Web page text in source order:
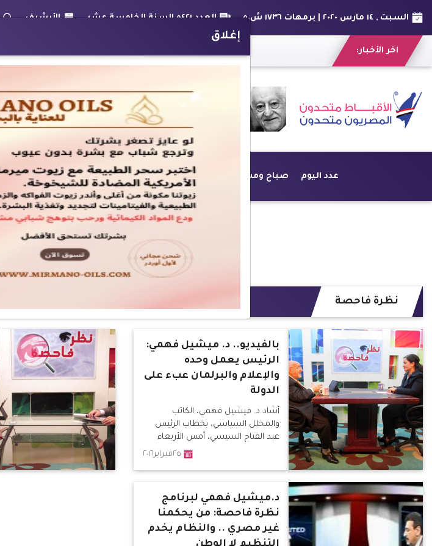
السبت , ١٤ مارس ٢٠٢٠ | برمهات ١٧٣٦ ش ٥ العدد ٥٤٢١ السنة الخامسة عشر الأرشيف
اخر الأخبار:
عدد اليوم صباح ومسا أراء حرة بوابة الأقباط أعمدة قضايا
نظرة فاحصة
بالفيديو.. د. ميشيل فهمي:
الرئيس يعمل وحده
والإعلام والبرلمان عبء على
الدولة
أشاد د. ميشيل فهمي، الكاتب
والمحلل السياسي، بخطاب الرئيس
عبد الفتاح السيسي، أمس الأربعاء
خلال ندوة إستراتيجية التنمية
مصر وللأسف بمعاونة أبنائها من
"الإعلاميين".
٢٥فبراير٢٠١٦
د.ميشيل فهمي لبرنامج
نظرة فاحصة: من يحكمنا
غير مصري .. والنظام يخدم
إغلاق